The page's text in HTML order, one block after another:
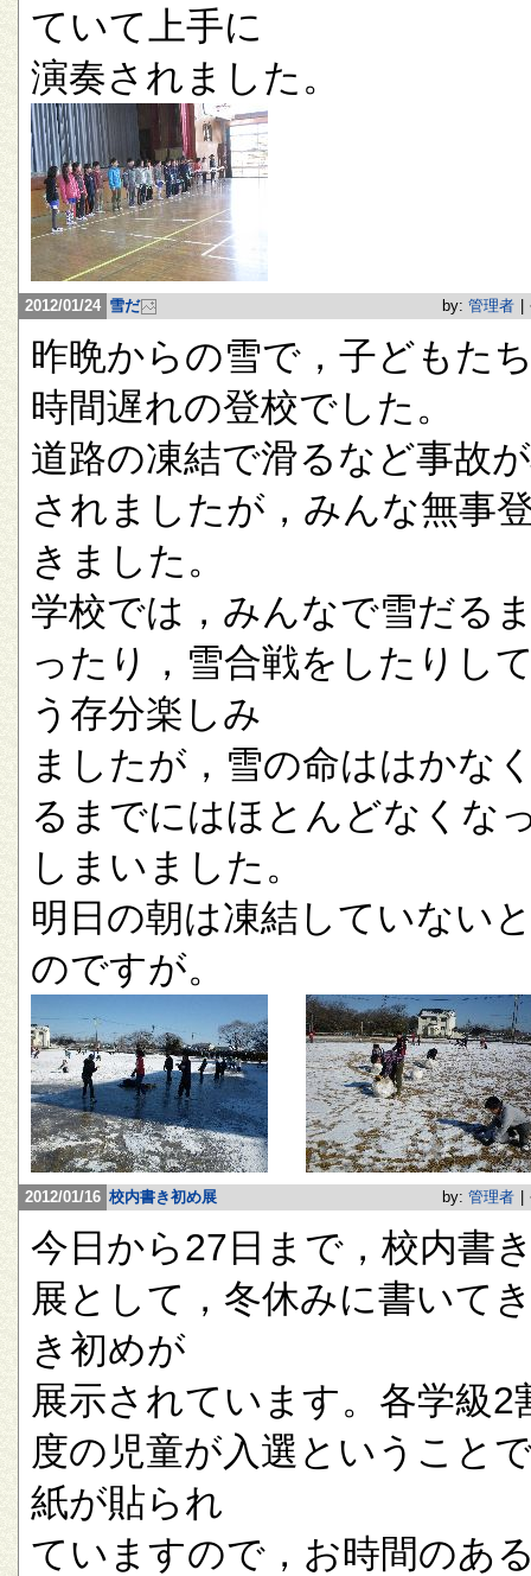
ていて上手に
演奏されました。
2012/01/24 雪だ by: 管理者
昨晩からの雪で，子どもた
時間遅れの登校でした。
道路の凍結で滑るなど事故
されましたが，みんな無事
きました。
学校では，みんなで雪だる
ったり，雪合戦をしたりし
う存分楽しみ
ましたが，雪の命ははかな
るまでにはほとんどなくな
しまいました。
明日の朝は凍結していない
のですが。
2012/01/16 校内書き初め展 by: 管理者
今日から27日まで，校内書
展として，冬休みに書いて
き初めが
展示されています。各学級2
度の児童が入選ということ
紙が貼られ
ていますので，お時間のあ